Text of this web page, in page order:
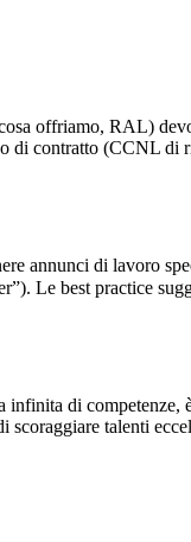
offriamo, RAL)
di contratto (CCNL di
annunci di lavoro
Le best practice
di competenze,
talenti